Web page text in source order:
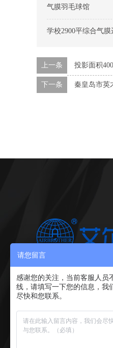
气膜羽毛球馆
学校2900平综合气膜
上一条 投影面积
下一条 秦皇岛市英
青岛艾尔兄弟科
地址：中国•青岛莱西
座机：0532-
邮箱：
请您留言
感谢您的关注，当前客服人员
线，请填写一下您的信息，我
尽快和您联系。